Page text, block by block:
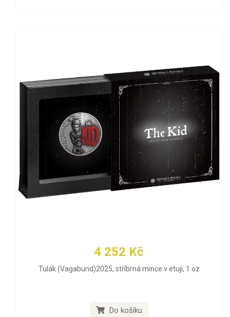
4 252 Kč
Tulák (Vagabund)2025, stříbrná mince v etuji, 1 oz
Do košíku